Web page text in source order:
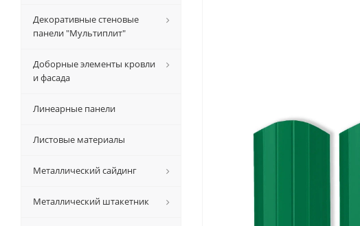
Декоративные стеновые
панели "Мультиплит"
Доборные элементы кровли
и фасада
Линеарные панели
Листовые материалы
Металлический сайдинг
Металлический штакетник